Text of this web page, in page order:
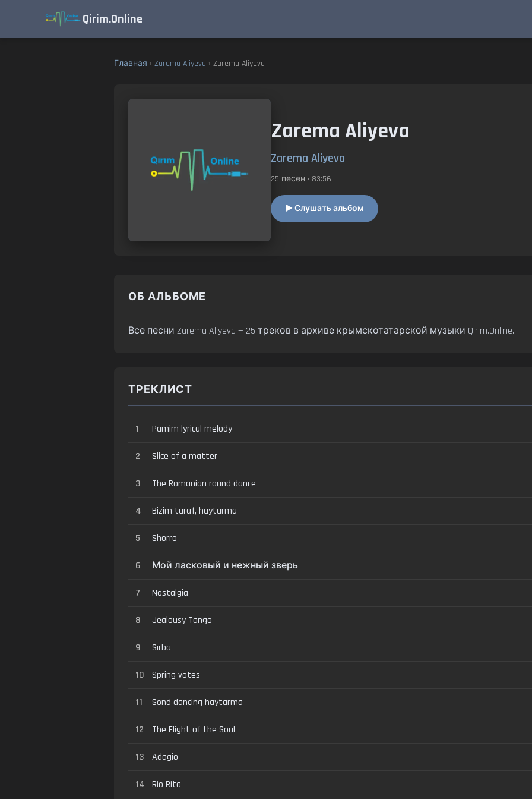
Qirim.Online
Главная › Zarema Aliyeva › Zarema Aliyeva
Zarema Aliyeva
Zarema Aliyeva
25 песен • 83:56
▶ Слушать альбом
ОБ АЛЬБОМЕ
Все песни Zarema Aliyeva — 25 треков в архиве крымскотатарской музыки Qirim.Online.
ТРЕКЛИСТ
1 Pamim lyrical melody
2 Slice of a matter
3 The Romanian round dance
4 Bizim taraf, haytarma
5 Shorro
6 Мой ласковый и нежный зверь
7 Nostalgia
8 Jealousy Tango
9 Sırba
10 Spring votes
11 Sond dancing haytarma
12 The Flight of the Soul
13 Adagio
14 Rio Rita